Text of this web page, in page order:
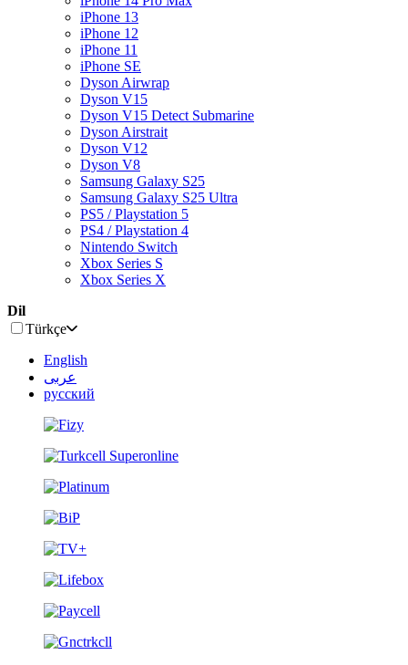
iPhone 13
iPhone 12
iPhone 11
iPhone SE
Dyson Airwrap
Dyson V15
Dyson V15 Detect Submarine
Dyson Airstrait
Dyson V12
Dyson V8
Samsung Galaxy S25
Samsung Galaxy S25 Ultra
PS5 / Playstation 5
PS4 / Playstation 4
Nintendo Switch
Xbox Series S
Xbox Series X
Dil
Türkçe
English
عربى
русский